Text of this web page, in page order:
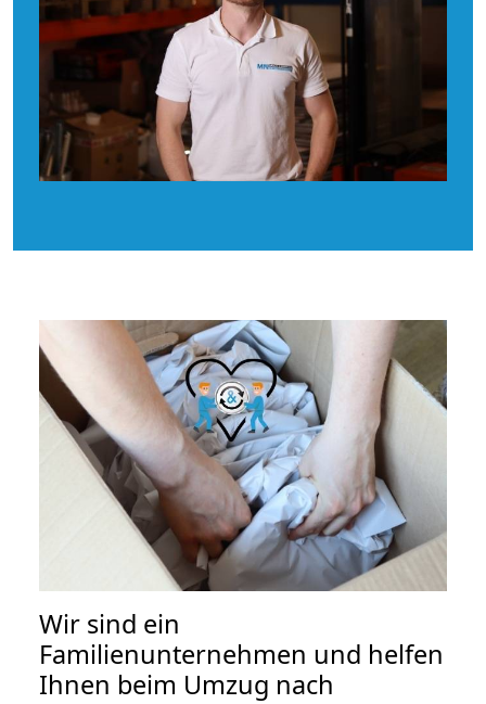
Wir sind ein
Familienunternehmen und helfen
Ihnen beim Umzug nach